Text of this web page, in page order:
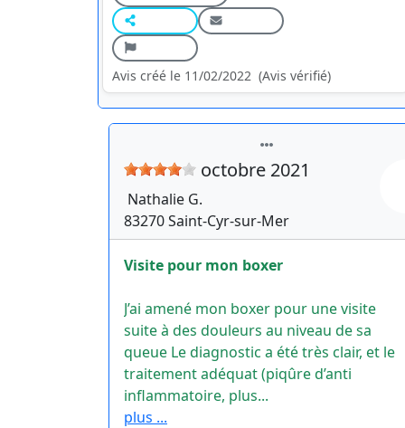
Avis créé le 11/02/2022 (Avis vérifié)
octobre 2021
Nathalie G.
83270Saint-Cyr-sur-Mer
Visite pour mon boxer
J’ai amené mon boxer pour une visite
suite à des douleurs au niveau de sa
queue Le diagnostic a été très clair, et le
traitement adéquat (piqûre d’anti
inflammatoire, plus...
plus ...